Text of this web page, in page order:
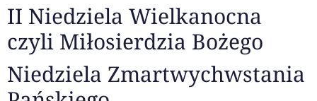
II Niedziela Wielkanocna
czyli Miłosierdzia Bożego
Niedziela Zmartwychwstania